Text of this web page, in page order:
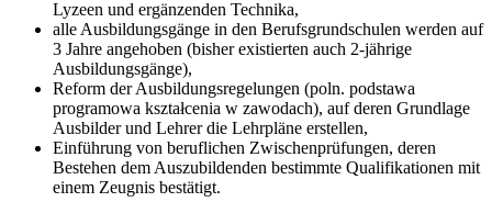
Lyzeen und ergänzenden Technika,
alle Ausbildungsgänge in den Berufsgrundschulen werden auf
3 Jahre angehoben (bisher existierten auch 2-jährige
Ausbildungsgänge),
Reform der Ausbildungsregelungen (poln. podstawa
programowa kształcenia w zawodach), auf deren Grundlage
Ausbilder und Lehrer die Lehrpläne erstellen,
Einführung von beruflichen Zwischenprüfungen, deren
Bestehen dem Auszubildenden bestimmte Qualifikationen mit
einem Zeugnis bestätigt.